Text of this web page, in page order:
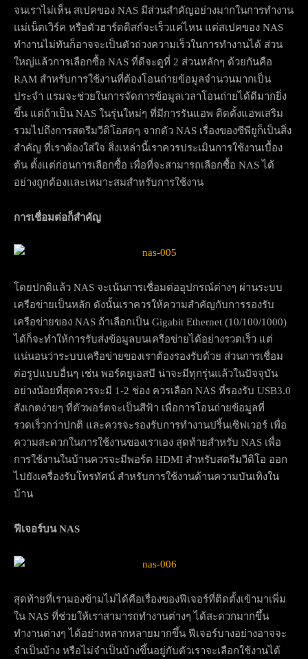
จนเราไม่เห็น สเปคของ NAS มีส่วนสำคัญอย่างมากในการทำงาน
แม่เน็ตเวิร์ค หรือตัวฮาร์ดดิสก์จะเร็วแค่ไหน แต่สเปคของ NAS
ทำงานไม่ทันก็อาจจะเป็นตัวถ่วงความเร็วในการทำงานได้ ส่วน
ใหญ่แล้วการเลือกซื้อ NAS ที่ดีจะดูที่ 2 ส่วนหลักๆ ด้วยกันคือ
RAM สำหรับการใช้งานที่ต้องโอนถ่ายข้อมูลจำนวนมากเป็น
ประจำ แรมจะช่วยในการจัดการข้อมูลเวลาโอนถ่ายได้ดีมากยิ่ง
ขึ้น แต่ถ้าเป็น NAS ในรุ่นใหม่ๆ ที่มีการรันแอพ ติดตั้งแอพเสริม
รวมไปถึงการสตรีมวีดิโอสดๆ จากตัว NAS เรื่องของซีพียูก็เป็นสิ่ง
สำคัญ ที่เราต้องใส่ใจ สิ่งเหล่านี้เราควรประเมินการใช้งานเบื้อง
ต้น ตั้งแต่ก่อนการเลือกซื้อ เพื่อที่จะสามารถเลือกซื้อ NAS ได้
อย่างถูกต้องและเหมาะสมสำหรับการใช้งาน
การเชื่อมต่อก็สำคัญ
โดยปกติแล้ว NAS จะเน้นการเชื่อมต่ออุปกรณ์ต่างๆ ผ่านระบบ
เครือข่ายเป็นหลัก ดังนั้นเราควรให้ความสำคัญกับการรองรับ
เครือข่ายของ NAS ถ้าเลือกเป็น Gigabit Ethernet (10/100/1000)
ได้ก็จะทำให้การรับส่งข้อมูลบนเครือข่ายได้อย่างรวดเร็ว แต่
แน่นอนว่าระบบเครือข่ายของเราต้องรองรับด้วย ส่วนการเชื่อม
ต่อรูปแบบอื่นๆ เช่น พอร์ตยูเอสบี น่าจะมีทุกรุ่นแล้วในปัจจุบัน
อย่างน้อยที่สุดควรจะมี 1-2 ช่อง ควรเลือก NAS ที่รองรับ USB3.0
สังเกตง่ายๆ ที่ตัวพอร์ตจะเป็นสีฟ้า เพื่อการโอนถ่ายข้อมูลที่
รวดเร็วกว่าปกติ และควรจะรองรับการทำงานปริ้นเซิฟเวอร์ เพื่อ
ความสะดวกในการใช้งานของเราเอง สุดท้ายสำหรับ NAS เพื่อ
การใช้งานในบ้านควรจะมีพอร์ต HDMI สำหรับสตรีมวีดิโอ ออก
ไปยังเครื่องรับโทรทัศน์ สำหรับการใช้งานด้านความบันเทิงใน
บ้าน
ฟีเจอร์บน NAS
สุดท้ายที่เรามองข้ามไม่ได้คือเรื่องของฟีเจอร์ที่ติดตั้งเข้ามาเพิ่ม
ใน NAS ที่ช่วยให้เราสามารถทำงานต่างๆ ได้สะดวกมากขึ้น
ทำงานต่างๆ ได้อย่างหลากหลายมากขึ้น ฟีเจอร์บางอย่างอาจจะ
จำเป็นบ้าง หรือไม่จำเป็นบ้างขึ้นอยู่กับตัวเราจะเลือกใช้งานได้